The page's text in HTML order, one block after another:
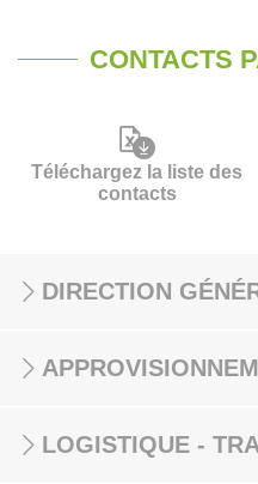
CONTACTS
Téléchargez la liste des
contacts
DIRECTION
LOGISTIQUE -